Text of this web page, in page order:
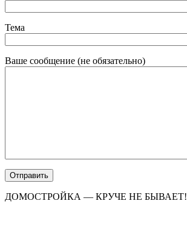
Тема
Ваше сообщение (не обязательно)
ДОМОСТРОЙКА — КРУЧЕ НЕ БЫВАЕТ!